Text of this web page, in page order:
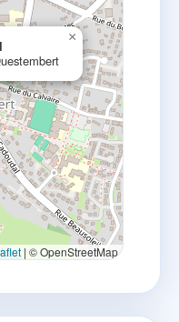
×
| © OpenStreetMap